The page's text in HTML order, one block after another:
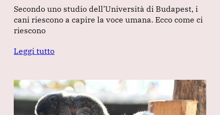
Secondo uno studio dell’Università di Budapest, i
cani riescono a capire la voce umana. Ecco come ci
riescono
Leggi tutto